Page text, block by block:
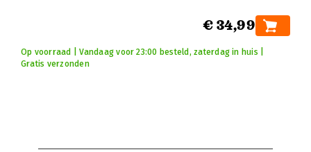
€ 34,99
Op voorraad | Vandaag voor 23:00 besteld, zaterdag in huis |
Gratis verzonden